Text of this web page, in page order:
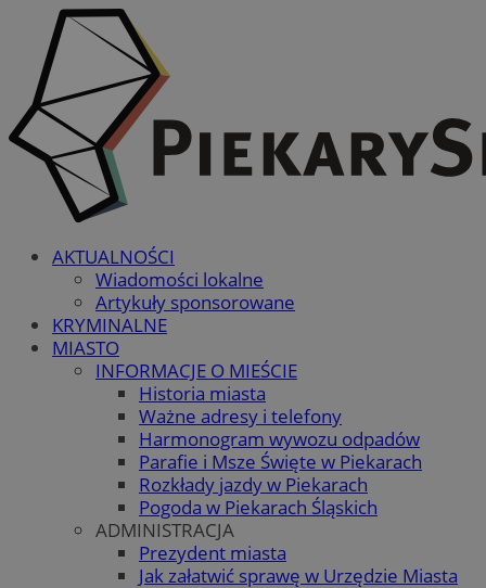
AKTUALNOŚCI
Wiadomości lokalne
Artykuły sponsorowane
KRYMINALNE
MIASTO
INFORMACJE O MIEŚCIE
Historia miasta
Ważne adresy i telefony
Harmonogram wywozu odpadów
Parafie i Msze Święte w Piekarach
Rozkłady jazdy w Piekarach
Pogoda w Piekarach Śląskich
ADMINISTRACJA
Prezydent miasta
Jak załatwić sprawę w Urzędzie Miasta